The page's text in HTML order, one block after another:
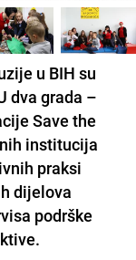
u BIH su
dva grada –
Save the
institucija
praksi
dijelova
podrške